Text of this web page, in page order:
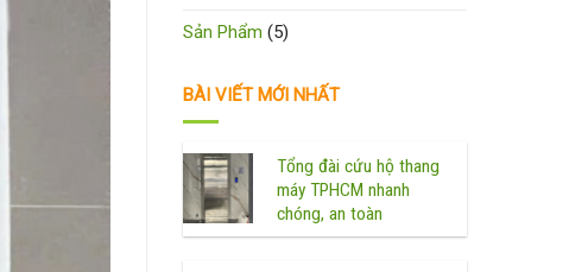
Sản Phẩm (5)
BÀI VIẾT MỚI NHẤT
Tổng đài cứu hộ thang
máy TPHCM nhanh
chóng, an toàn